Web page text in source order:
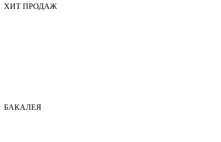
ХИТ ПРОДАЖ
БАКАЛЕЯ